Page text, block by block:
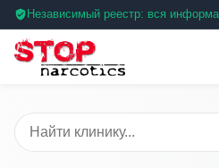
Независимый реестр: вся